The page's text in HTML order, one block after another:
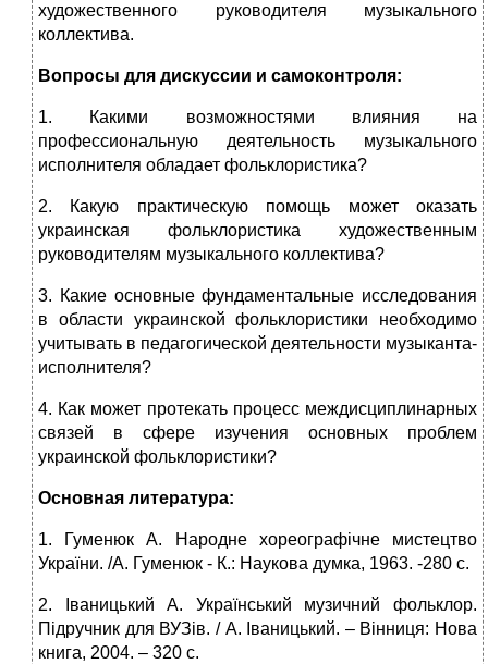
художественного руководителя музыкального
коллектива.
Вопросы для дискуссии и самоконтроля:
1. Какими возможностями влияния на
профессиональную деятельность музыкального
исполнителя обладает фольклористика?
2. Какую практическую помощь может оказать
украинская фольклористика художественным
руководителям музыкального коллектива?
3. Какие основные фундаментальные исследования
в области украинской фольклористики необходимо
учитывать в педагогической деятельности музыканта-
исполнителя?
4. Как может протекать процесс междисциплинарных
связей в сфере изучения основных проблем
украинской фольклористики?
Основная литература:
1. Гуменюк А. Народне хореографічне мистецтво
України. /А. Гуменюк ‑ К.: Наукова думка, 1963. ‑280 с.
2. Іваницький А. Український музичний фольклор.
Підручник для ВУЗів. / А. Іваницький. – Вінниця: Нова
книга, 2004. – 320 с.